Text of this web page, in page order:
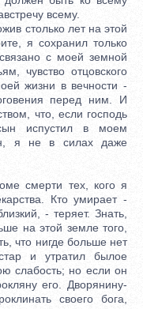
всему.
столько лет на этой
я сохранил только
с моей земной
чувство отцовского
жизни в вечности -
перед ним. И
что, если господь
испустил в моем
я не в силах даже
смерти тех, кого я
Кто умирает -
- теряет. Знать,
на этой земле того,
что нигде больше нет
и утратил былое
слабость; но если он
его. Дворянину-
своего бога,